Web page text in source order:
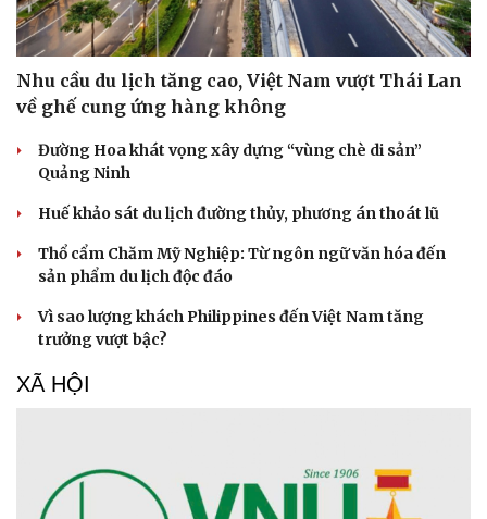
Nhu cầu du lịch tăng cao, Việt Nam vượt Thái Lan
về ghế cung ứng hàng không
Đường Hoa khát vọng xây dựng “vùng chè di sản”
Quảng Ninh
Huế khảo sát du lịch đường thủy, phương án thoát lũ
Thổ cẩm Chăm Mỹ Nghiệp: Từ ngôn ngữ văn hóa đến
sản phẩm du lịch độc đáo
Vì sao lượng khách Philippines đến Việt Nam tăng
trưởng vượt bậc?
XÃ HỘI